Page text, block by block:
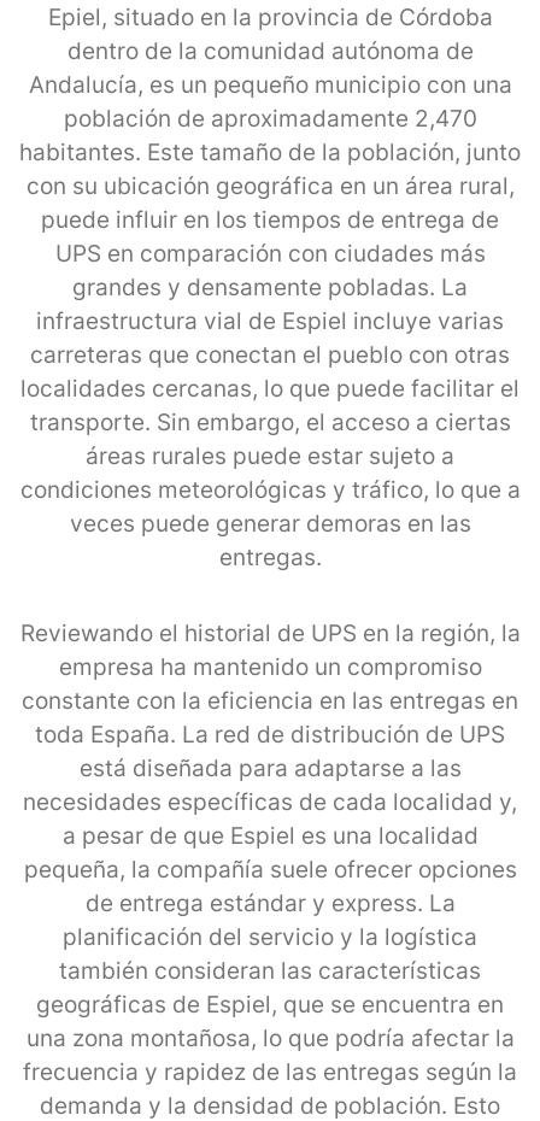
Epiel, situado en la provincia de Córdoba
dentro de la comunidad autónoma de
Andalucía, es un pequeño municipio con una
población de aproximadamente 2,470
habitantes. Este tamaño de la población, junto
con su ubicación geográfica en un área rural,
puede influir en los tiempos de entrega de
UPS en comparación con ciudades más
grandes y densamente pobladas. La
infraestructura vial de Espiel incluye varias
carreteras que conectan el pueblo con otras
localidades cercanas, lo que puede facilitar el
transporte. Sin embargo, el acceso a ciertas
áreas rurales puede estar sujeto a
condiciones meteorológicas y tráfico, lo que a
veces puede generar demoras en las
entregas.
Reviewando el historial de UPS en la región, la
empresa ha mantenido un compromiso
constante con la eficiencia en las entregas en
toda España. La red de distribución de UPS
está diseñada para adaptarse a las
necesidades específicas de cada localidad y,
a pesar de que Espiel es una localidad
pequeña, la compañía suele ofrecer opciones
de entrega estándar y express. La
planificación del servicio y la logística
también consideran las características
geográficas de Espiel, que se encuentra en
una zona montañosa, lo que podría afectar la
frecuencia y rapidez de las entregas según la
demanda y la densidad de población. Esto